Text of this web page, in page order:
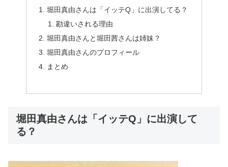
堀田真由さんは「イッテQ」に出演してる？
勘違いされる理由
堀田真由さんと堀田茜さんは姉妹？
堀田真由さんのプロフィール
まとめ
堀田真由さんは「イッテQ」に出演して
る？